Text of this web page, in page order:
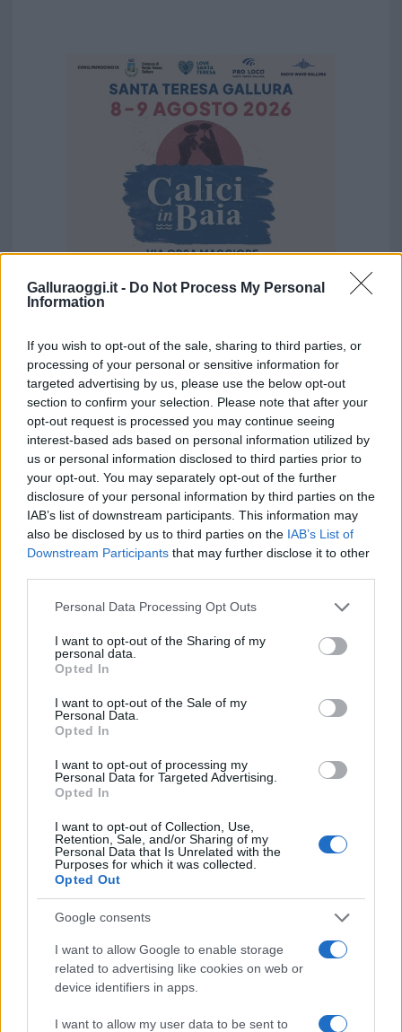
Galluraoggi.it - Do Not Process My Personal
Information
If you wish to opt-out of the sale, sharing to third parties, or
processing of your personal or sensitive information for
targeted advertising by us, please use the below opt-out
section to confirm your selection. Please note that after your
opt-out request is processed you may continue seeing
interest-based ads based on personal information utilized by
us or personal information disclosed to third parties prior to
your opt-out. You may separately opt-out of the further
disclosure of your personal information by third parties on the
IAB’s list of downstream participants. This information may
also be disclosed by us to third parties on the IAB’s List of
Downstream Participants that may further disclose it to other
Please note that this website/app uses one or more Google
not limited to your visit or usage behaviour. You may click to
grant or deny consent to Google and its third-party tags to
use your data for below specified purposes in below Google
consent section.
Personal Data Processing Opt Outs
I want to opt-out of the Sharing of my
personal data.
Opted In
I want to opt-out of the Sale of my
Personal Data.
Opted In
I want to opt-out of processing my
Personal Data for Targeted Advertising.
Opted In
I want to opt-out of Collection, Use,
Retention, Sale, and/or Sharing of my
Personal Data that Is Unrelated with the
Purposes for which it was collected.
Opted Out
Google consents
I want to allow Google to enable storage
related to advertising like cookies on web or
device identifiers in apps.
I want to allow my user data to be sent to
Puoi abbonarti asoli € 1,10 al mese
cliccandoqui
Sei già abbonato?
Puoi effettuare l'accesso andando nella
sezioneLogindal menù del sito o
cliccandoqui
TEMI:
Comune Di Luras
Mauro Azzena
Notizie Luras Pro Loco Luras
Notizie in tempo reale?
Entra nel canale telegram di
Inviaci le tue segnalazioni,
i tuoi video e le tue foto
Su WhatsApp al numero +39
345 356 7512
Ricevi le nostre ultime news